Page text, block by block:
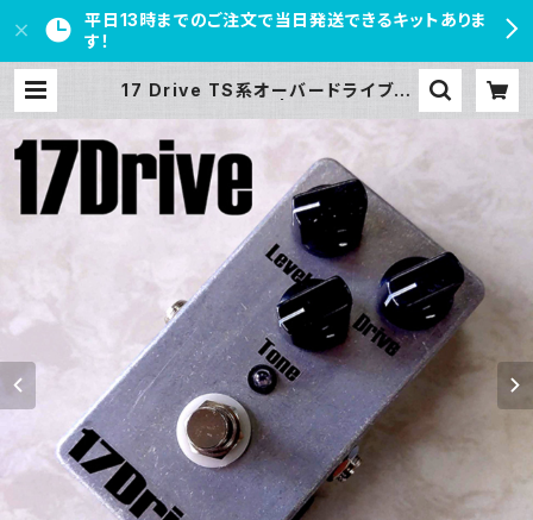
平日13時までのご注文で当日発送できるキットありま
す！
17 Drive TS系オーバードライブキ